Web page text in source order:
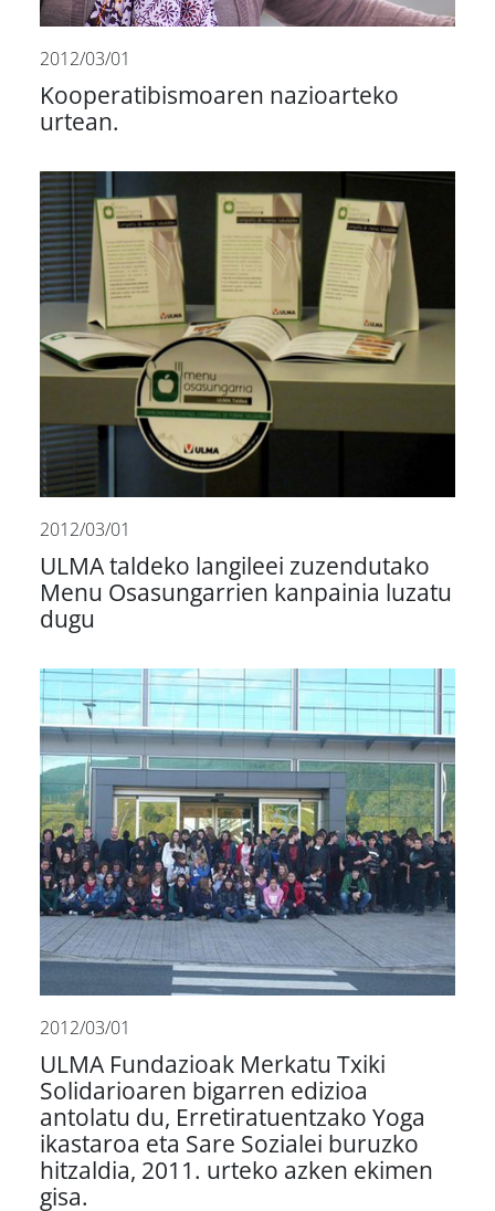
2012/03/01
Kooperatibismoaren nazioarteko
urtean.
2012/03/01
ULMA taldeko langileei zuzendutako
Menu Osasungarrien kanpainia luzatu
dugu
2012/03/01
ULMA Fundazioak Merkatu Txiki
Solidarioaren bigarren edizioa
antolatu du, Erretiratuentzako Yoga
ikastaroa eta Sare Sozialei buruzko
hitzaldia, 2011. urteko azken ekimen
gisa.